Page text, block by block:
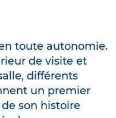
toute autonomie.
de visite et
différents
un premier
son histoire